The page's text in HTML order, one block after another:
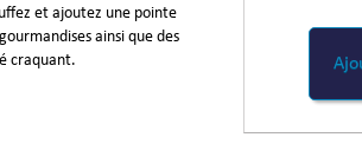
et ajoutez une pointe
ainsi que des
craquant.